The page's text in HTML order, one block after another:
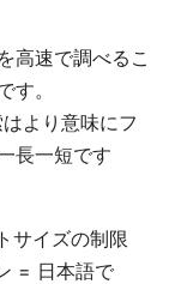
高速で調べるこ
す。
より意味にフ
長一短です
サイズの制限
= 日本語で